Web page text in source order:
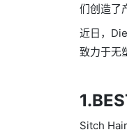
们创造了
近日，
致力于无
Sitch Hair